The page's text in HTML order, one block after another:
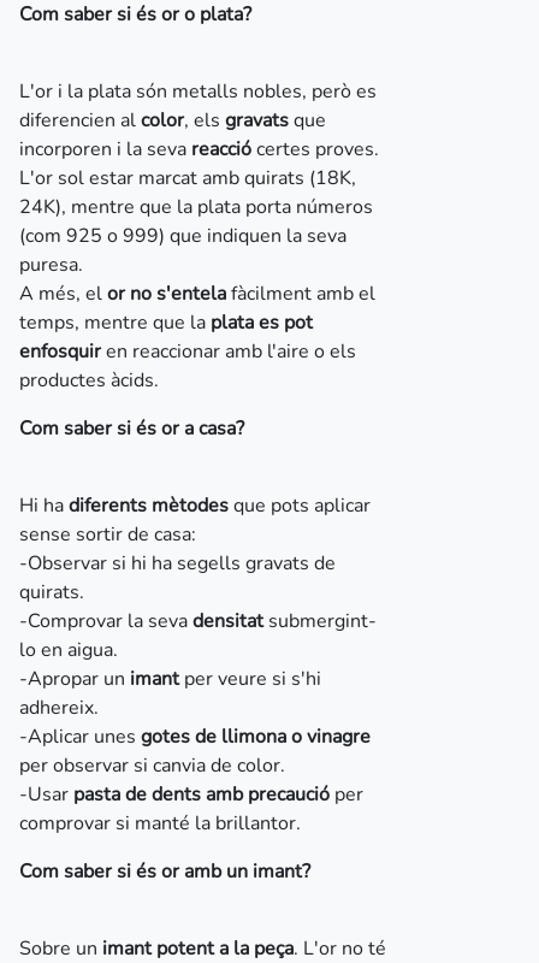
Com saber si és or o plata?
L'or i la plata són metalls nobles, però es
diferencien alcolor, els gravatsque
incorporen i la seva reacciócertes proves.
L'or sol estar marcat amb quirats (18K,
24K), mentre que la plata porta números
(com 925 o 999) que indiquen la seva
puresa.
A més, elor no s'entelafàcilment amb el
temps, mentre que la plata es pot
enfosquiren reaccionar amb l'aire o els
productes àcids.
Com saber si és or a casa?
Hi hadiferents mètodesque pots aplicar
sense sortir de casa:
-Observar si hi ha segells gravats de
quirats.
-Comprovar la sevadensitatsubmergint-
lo en aigua.
-Apropar un imantper veure si s'hi
adhereix.
-Aplicar unes gotes de llimona o vinagre
per observar si canvia de color.
-Usar pasta de dents amb precaució per
comprovar si manté la brillantor.
Com saber si és or amb un imant?
Sobre un imant potent a la peça. L'or no té